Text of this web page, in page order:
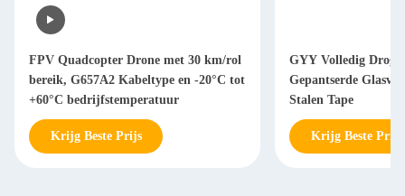
FPV Quadcopter Drone met 30 km/rol
bereik, G657A2 Kabeltype en -20°C tot
+60°C bedrijfstemperatuur
Krijg Beste Prijs
GYY Volledig Droge
Gepantserde
Stalen Tape
Krijg Beste Prijs